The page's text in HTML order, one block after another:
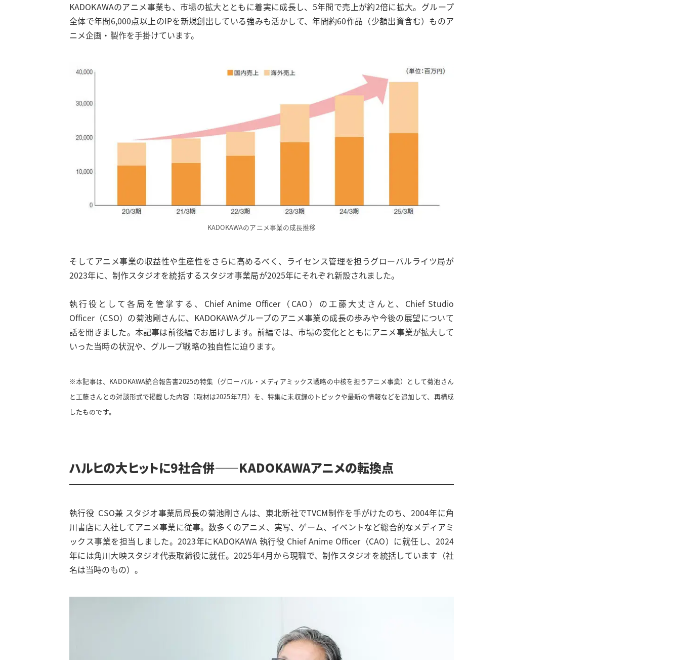
KADOKAWAのアニメ事業も、市場の拡大とともに着実に成長し、5年間で売上が約2倍に拡大。グループ
全体で年間6,000点以上のIPを新規創出している強みも活かして、年間約60作品（少額出資含む）ものア
ニメ企画・製作を手掛けています。
KADOKAWAのアニメ事業の成長推移
そしてアニメ事業の収益性や生産性をさらに高めるべく、ライセンス管理を担うグローバルライツ局が
2023年に、制作スタジオを統括するスタジオ事業局が2025年にそれぞれ新設されました。
執行役として各局を管掌する、Chief Anime Officer（CAO）の工藤大丈さんと、Chief Studio
Officer（CSO）の菊池剛さんに、KADOKAWAグループのアニメ事業の成長の歩みや今後の展望について
話を聞きました。本記事は前後編でお届けします。前編では、市場の変化とともにアニメ事業が拡大して
いった当時の状況や、グループ戦略の独自性に迫ります。
※本記事は、KADOKAWA統合報告書2025の特集（グローバル・メディアミックス戦略の中核を担うアニメ事業）として菊池さん
と工藤さんとの対談形式で掲載した内容（取材は2025年7月）を、特集に未収録のトピックや最新の情報などを追加して、再構成
したものです。
ハルヒの大ヒットに9社合併——KADOKAWAアニメの転換点
執⾏役 CSO兼 スタジオ事業局局⻑の菊池剛さんは、東北新社でTVCM制作を手がけたのち、2004年に角
川書店に入社してアニメ事業に従事。数多くのアニメ、実写、ゲーム、イベントなど総合的なメディアミ
ックス事業を担当しました。2023年にKADOKAWA 執行役 Chief Anime Officer（CAO）に就任し、2024
年には角川大映スタジオ代表取締役に就任。2025年4月から現職で、制作スタジオを統括しています（社
名は当時のもの）。